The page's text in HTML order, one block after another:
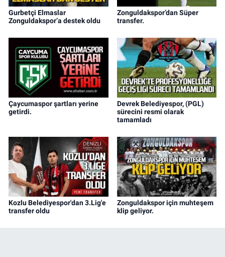
Gurbetçi Elmaslar
Zonguldakspor’a destek oldu
Zonguldakspor’dan Süper
transfer.
Çaycumaspor şartları yerine
getirdi.
Devrek Belediyespor, (PGL)
sürecini resmi olarak
tamamladı
Kozlu Belediyespor'dan 3.Lig'e
transfer oldu
Zonguldakspor için muhteşem
klip geliyor.